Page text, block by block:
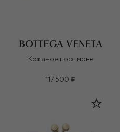
Кожаное портмоне
117 500 ₽